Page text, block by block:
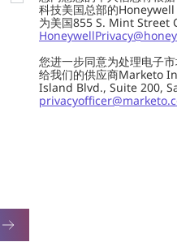
科技美国总部的
为美国855 S. Mint Street
您进一步同意为处理电子
给我们的供应商Marketo
Island Blvd., Suite 200,